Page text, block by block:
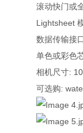
滚动快门或
Lightsheet
数据传输接
单色或彩色
相机尺寸:
可选购: